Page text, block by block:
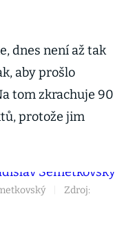
dnes není až tak
aby prošlo
tom zkrachuje 90
protože jim
Zdroj: